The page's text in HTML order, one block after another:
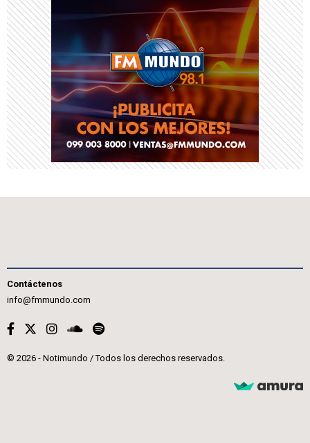
Contáctenos
info@fmmundo.com
© 2026 - Notimundo / Todos los derechos reservados.